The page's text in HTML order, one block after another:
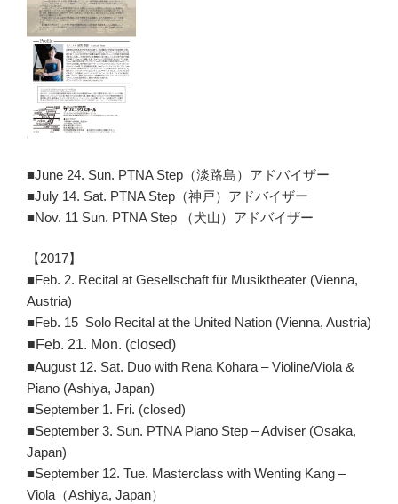
■June 24. Sun. PTNA Step（淡路島）アドバイザー
■July 14. Sat. PTNA Step（神戸）アドバイザー
■Nov. 11 Sun. PTNA Step （犬山）アドバイザー
【2017】
■Feb. 2. Recital at Gesellschaft für Musiktheater (Vienna,
Austria)
■Feb. 15 Solo Recital at the United Nation (Vienna, Austria)
■Feb. 21. Mon. (closed)
■August 12. Sat. Duo with Rena Kohara – Violine/Viola &
Piano (Ashiya, Japan)
■September 1. Fri. (closed)
■September 3. Sun. PTNA Piano Step – Adviser (Osaka,
Japan)
■September 12. Tue. Masterclass with Wenting Kang –
Viola（Ashiya, Japan）